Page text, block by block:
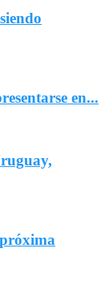
en...